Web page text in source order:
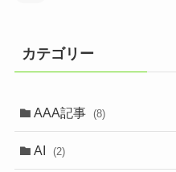
カテゴリー
AAA記事 (8)
AI (2)